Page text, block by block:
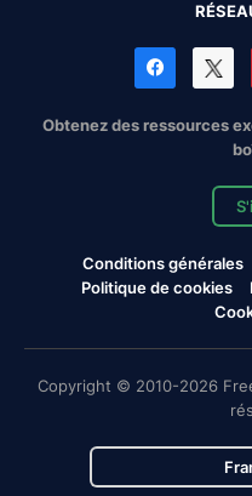
Obtenez des ressources
Conditions générales
Politique de cookies
Copyright © 2010-2026